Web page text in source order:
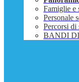
Famiglie e
Personale
Percorsi di
BANDI